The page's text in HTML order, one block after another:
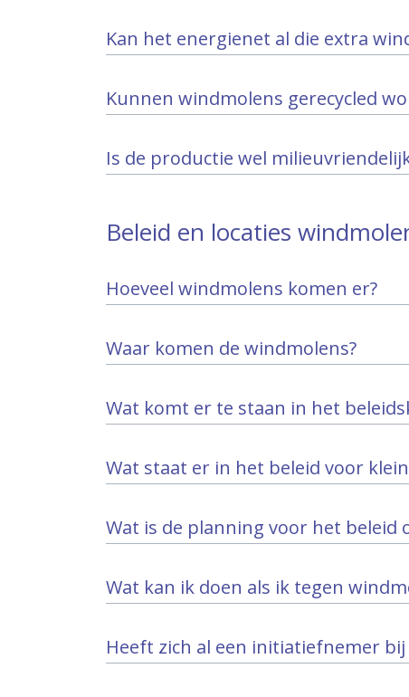
Kan het energienet al die extra
Kunnen windmolens gerecycled
Is de productie wel
Beleid en locaties
Hoeveel windmolens komen er?
Waar komen de windmolens?
Wat komt er te staan in het
Wat staat er in het beleid voor
Wat is de planning voor het beleid
Wat kan ik doen als ik tegen
Heeft zich al een initiatiefnemer